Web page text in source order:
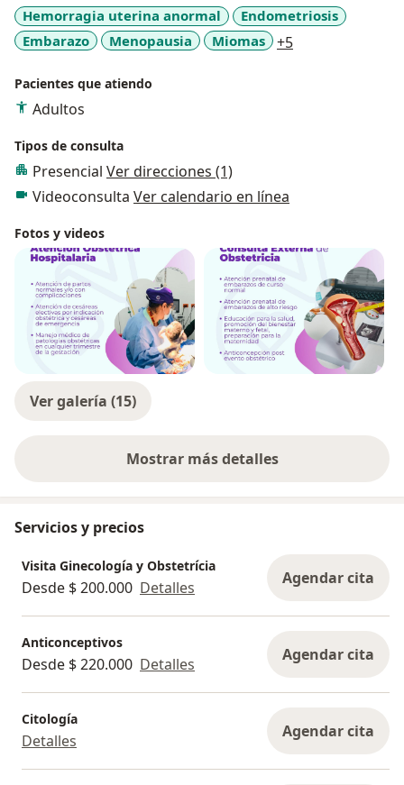
Hemorragia uterina anormal
Endometriosis
Embarazo
Menopausia Miomas +5
Pacientes que atiendo
Adultos
Tipos de consulta
Presencial Ver direcciones (1)
Videoconsulta Ver calendario en línea
Fotos y videos
Ver galería (15)
Mostrar más detalles
sobre la experiencia
Servicios y precios
Visita Ginecología y Obstetrícia
Desde $ 200.000 Detalles Agendar cita
Anticonceptivos
Desde $ 220.000 Detalles Agendar cita
Citología
Detalles Agendar cita